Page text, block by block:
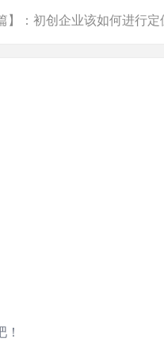
】：初创企业该如何进行定